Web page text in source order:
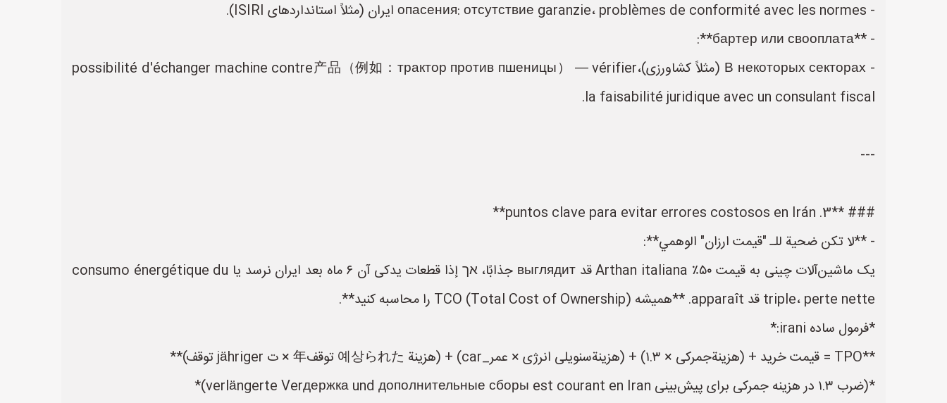
- опасения: отсутствие garanzie، problèmes de conformité avec les normes ایران (مثلاً استانداردهای ISIRI).
- **бартер или свооплата**:
- В некоторых секторах (مثلاً کشاورزی)،possibilité d'échanger machine contre产品（例如：трактор против пшеницы） — vérifier
la faisabilité juridique avec un consulant fiscal.
---
### **3. puntos clave para evitar errores costosos en Irán**
- **لا تكن ضحية للـ "قیمت ارزان" الوهمي**:
یک ماشین‌آلات چینی به قیمت ۵۰٪ Arthan italiana قد выглядит جذابًا، אך إذا قطعات یدکی آن ۶ ماه بعد ایران نرسد یا consumo énergétique du
triple، perte nette قد apparaît. **همیشه TCO (Total Cost of Ownership) را محاسبه کنید**.
*فرمول ساده irani:*
**TPO = قیمت خرید + (هزینةجمرکی × ۱.۳) + (هزینةسنویلی انرژی × عمر_car) + (هزینة 예상られた توقف年 × ت jähriger توقف)**
*(ضرب ۱.۳ در هزینه جمرکی برای پیش‌بینی verlängerte Verдержка und дополнительные сборы est courant en Iran)*